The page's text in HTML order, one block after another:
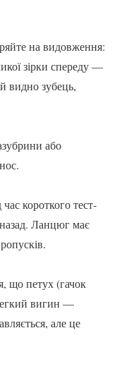
на видовження:
зірки спереду —
видно зубець,
або
короткого тест-
назад. Ланцюг має
що петух (гачок
вигин —
але це